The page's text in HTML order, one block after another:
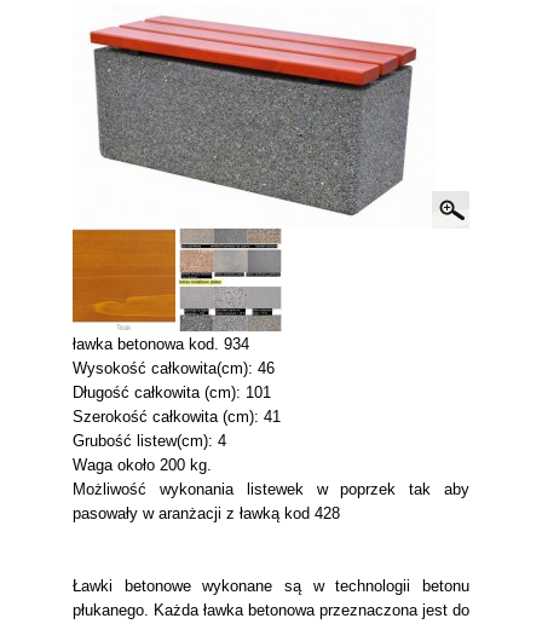
ławka betonowa kod. 934
Wysokość całkowita(cm): 46
Długość całkowita (cm): 101
Szerokość całkowita (cm): 41
Grubość listew(cm): 4
Waga około 200 kg.
Możliwość wykonania listewek w poprzek tak aby
pasowały w aranżacji z ławką kod 428
Ławki betonowe wykonane są w technologii betonu
płukanego. Każda ławka betonowa przeznaczona jest do